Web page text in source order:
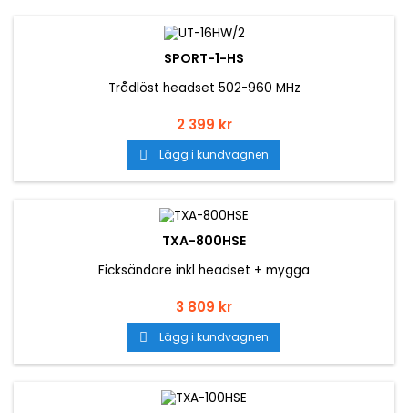
SPORT-1-HS
Trådlöst headset 502-960 MHz
Pris
2 399 kr
 Lägg i kundvagnen
TXA-800HSE
Ficksändare inkl headset + mygga
Pris
3 809 kr
 Lägg i kundvagnen